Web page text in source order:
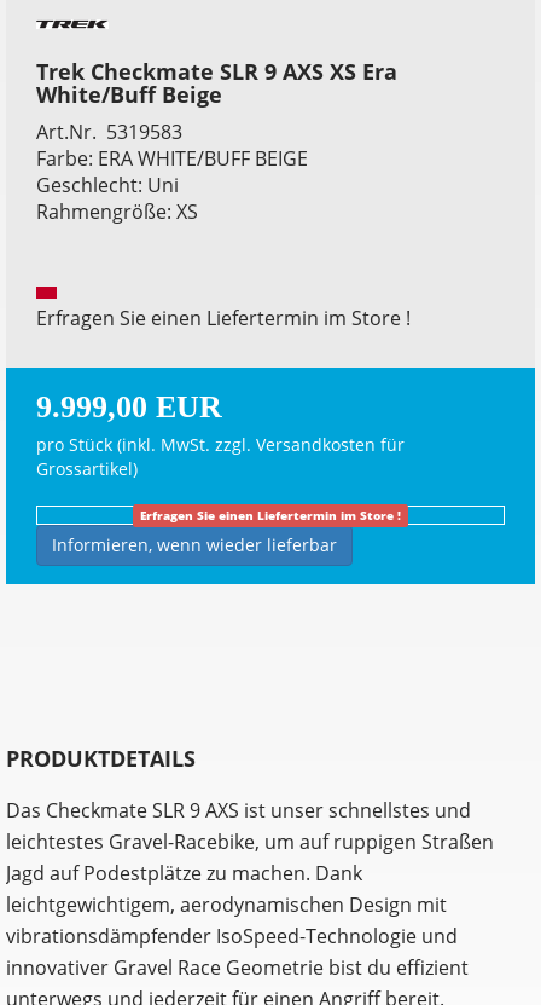
Trek Checkmate SLR 9 AXS XS Era
White/Buff Beige
Art.Nr. 5319583
Farbe: ERA WHITE/BUFF BEIGE
Geschlecht: Uni
Rahmengröße: XS
Erfragen Sie einen Liefertermin im Store !
9.999,00 EUR
pro Stück (inkl. MwSt. zzgl. Versandkosten für
Grossartikel)
Erfragen Sie einen Liefertermin im Store !
Informieren, wenn wieder lieferbar
PRODUKTDETAILS
Das Checkmate SLR 9 AXS ist unser schnellstes und
leichtestes Gravel-Racebike, um auf ruppigen Straßen
Jagd auf Podestplätze zu machen. Dank
leichtgewichtigem, aerodynamischen Design mit
vibrationsdämpfender IsoSpeed-Technologie und
innovativer Gravel Race Geometrie bist du effizient
unterwegs und jederzeit für einen Angriff bereit.